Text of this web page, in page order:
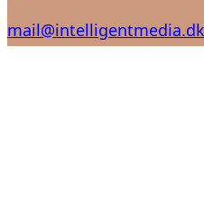
mail@intelligentmedia.dk